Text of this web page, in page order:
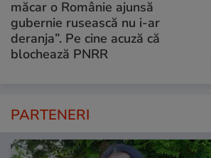
măcar o Românie ajunsă
gubernie rusească nu i-ar
deranja”. Pe cine acuză că
blochează PNRR
PARTENERI